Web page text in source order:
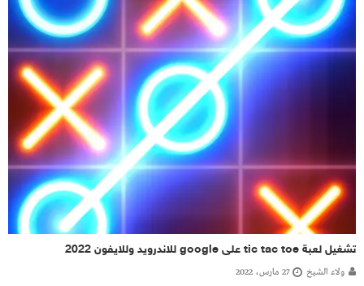
تشغيل لعبة tic tac toe على google للاندرويد وللايفون 2022
ولاء الشيخ 27 مارس، 2022